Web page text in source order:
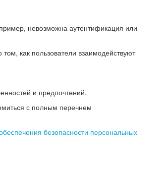
невозможна аутентификация или
как пользователи взаимодействуют
и предпочтений.
с полным перечнем
безопасности персональных